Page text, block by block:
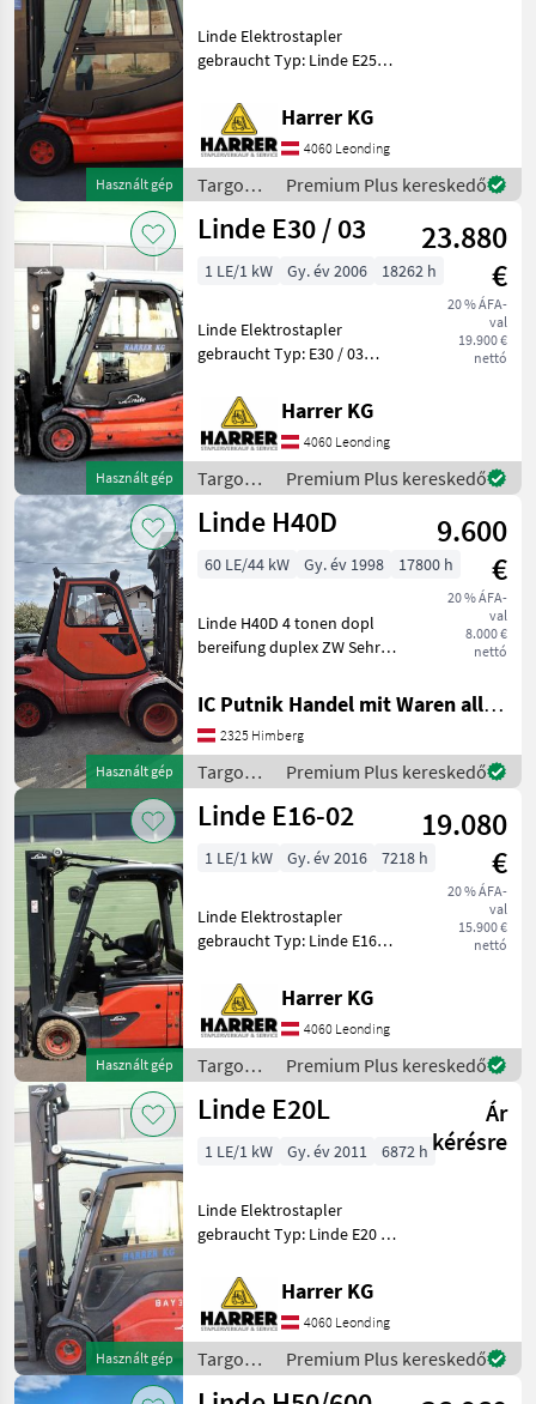
Használt gép
Linde Elektrostapler
gebraucht Typ: Linde E25-
2600 mm - Vollkabine inkl.
Heizung - Hubhöhe: 5950
Harrer KG
4060 Leonding
Targoncák
és
raktártechnika
Premium Plus kereskedő
Használt gép
Linde E30 / 03
23.880
€
20 % ÁFA-
val
19.900 €
nettó
1 LE/1 kW Gy. év 2006 18262 h
Linde Elektrostapler
gebraucht Typ: E30 / 03
Triplex Mast - Bauhöhe:
2200 mm - Vollkabine inkl.
Heizung - Hubhöhe: 4705
mm
Harrer KG
4060 Leonding
Targoncák
és
raktártechnika
Premium Plus kereskedő
Használt gép
Linde H40D
9.600
€
20 % ÁFA-
val
8.000 €
nettó
60 LE/44 kW Gy. év 1998 17800 h
Linde H40D 4 tonen dopl
bereifung duplex ZW Sehr
raktártechnika Targonca
IC Putnik Handel mit Waren alle Art
2325 Himberg
Targoncák
és
raktártechnika
Premium Plus kereskedő
Használt gép
Linde E16-02
19.080
€
20 % ÁFA-
val
15.900 €
nettó
1 LE/1 kW Gy. év 2016 7218 h
Linde Elektrostapler
gebraucht Typ: Linde E16-
2110 mm - Dachscheibe -
Hubhöhe: 4640 mm - Freihu
Harrer KG
4060 Leonding
Targoncák
és
raktártechnika
Premium Plus kereskedő
Használt gép
Linde E20L
Ár
kérésre
1 LE/1 kW Gy. év 2011 6872 h
Linde Elektrostapler
gebraucht Typ: Linde E20 L
Triplex Mast - Bauhöhe:
2822 mm - Vollkabine inkl.
Heizung - Hubhöhe: 6225 m
Harrer KG
4060 Leonding
Targoncák
és
Premium Plus kereskedő